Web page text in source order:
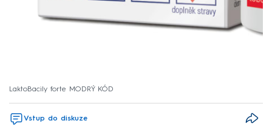
LaktoBacily forte MODRÝ KÓD
Vstup do diskuze